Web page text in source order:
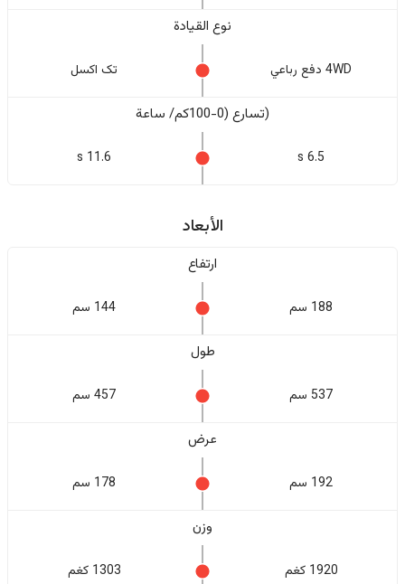
نوع القيادة
4WD دفع رباعي تک اکسل
(تسارع (0-100كم/ ساعة
6.5 s
11.6 s
الأبعاد
ارتفاع
188 سم 144 سم
طول
537 سم 457 سم
عرض
192 سم 178 سم
وزن
1920 كغم 1303 كغم